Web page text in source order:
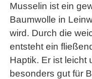
Musselin ist ein
Baumwolle in
wird. Durch die
entsteht ein
Haptik. Er ist leicht
besonders gut für